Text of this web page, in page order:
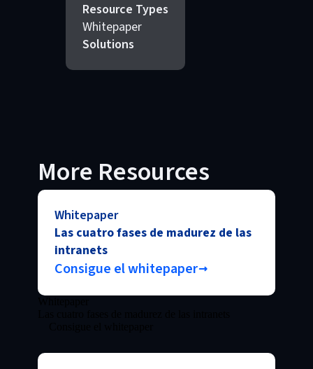
Resource Types
Whitepaper
Solutions
More Resources
Whitepaper
Las cuatro fases de madurez de las
intranets
Consigue el whitepaper